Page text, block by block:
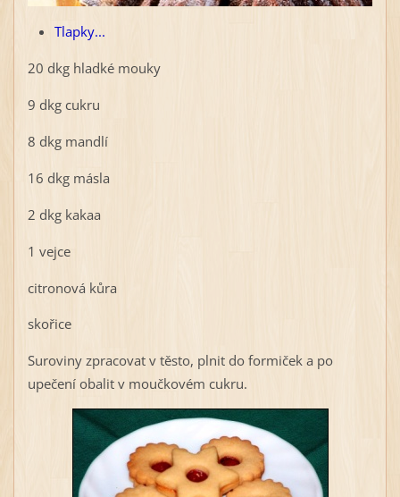
Tlapky...
20 dkg hladké mouky
9 dkg cukru
8 dkg mandlí
16 dkg másla
2 dkg kakaa
1 vejce
citronová kůra
skořice
Suroviny zpracovat v těsto, plnit do formiček a po
upečení obalit v moučkovém cukru.